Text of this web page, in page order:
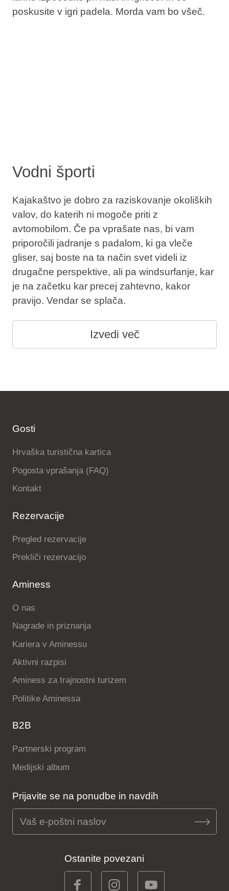
poskusite v igri padela. Morda vam bo všeč.
Vodni športi
Kajakaštvo je dobro za raziskovanje okoliških
valov, do katerih ni mogoče priti z
avtomobilom. Če pa vprašate nas, bi vam
priporočili jadranje s padalom, ki ga vleče
gliser, saj boste na ta način svet videli iz
drugačne perspektive, ali pa windsurfanje, kar
je na začetku kar precej zahtevno, kakor
pravijo. Vendar se splača.
Izvedi več
Gosti
Hrvaška turistična kartica
Pogosta vprašanja (FAQ)
Kontakt
Rezervacije
Pregled rezervacije
Prekliči rezervacijo
Aminess
O nas
Nagrade in priznanja
Kariera v Aminessu
Aktivni razpisi
Aminess za trajnostni turizem
Politike Aminessa
B2B
Partnerski program
Medijski album
Prijavite se na ponudbe in navdih
Ostanite povezani